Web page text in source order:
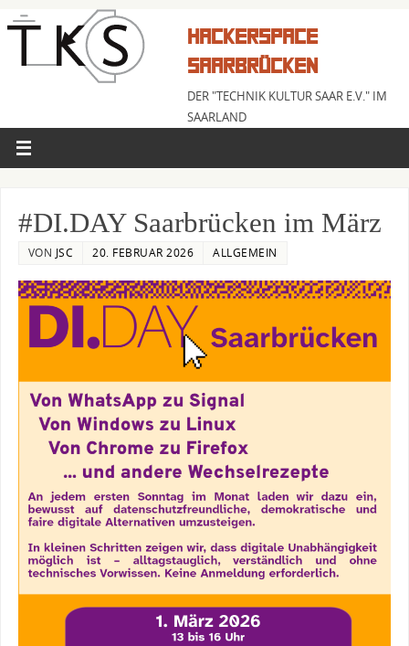
HACKERSPACE
SAARBRÜCKEN
DER "TECHNIK KULTUR SAAR E.V." IM
SAARLAND
#DI.DAY Saarbrücken im März
VON JSC 20. FEBRUAR 2026 ALLGEMEIN